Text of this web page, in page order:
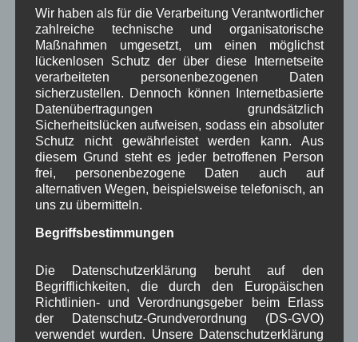
Dank, Lob und
Anerkennung
Mit diesen drei
Worten lässt sich
die
Hauptversammlung
der Freiwilligen
Feuerwehr Wallgau kurz zusammenfassen, die am
Sonntag, den 11. Oktober im Rahmen des Jahrtags
im Postsaal abgehalten wurde. In ihren Ansprachen
und Grußworten lobten Kommandant Hans Holler,
Bürgermeister Hansjörg Zahler und Kreisbrandrat
Weiterlesen
in Wallgau Dorfleben,G7,Woiga.de
Wir haben als für die Verarbeitung Verantwortlicher
zahlreiche technische und organisatorische
Maßnahmen umgesetzt, um einen möglichst
lückenlosen Schutz der über diese Internetseite
verarbeiteten personenbezogenen Daten
sicherzustellen. Dennoch können Internetbasierte
Datenübertragungen grundsätzlich
Sicherheitslücken aufweisen, sodass ein absoluter
Schutz nicht gewährleistet werden kann. Aus
diesem Grund steht es jeder betroffenen Person
frei, personenbezogene Daten auch auf
alternativen Wegen, beispielsweise telefonisch, an
uns zu übermitteln.
Begriffsbestimmungen
Die Datenschutzerklärung beruht auf den
Begrifflichkeiten, die durch den Europäischen
Richtlinien- und Verordnungsgeber beim Erlass
der Datenschutz-Grundverordnung (DS-GVO)
verwendet wurden. Unsere Datenschutzerklärung